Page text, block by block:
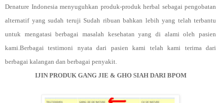
Denature Indonesia menyuguhkan produk-produk herbal sebagai pengobatan
alternatif yang sudah teruji Sudah ribuan bahkan lebih yang telah terbantu
untuk mengatasi berbagai masalah kesehatan yang di alami oleh pasien
kami.Berbagai testimoni nyata dari pasien kami telah kami terima dari
berbagai kalangan dan berbagai penyakit.
IJIN PRODUK GANG JIE & GHO SIAH DARI BPOM